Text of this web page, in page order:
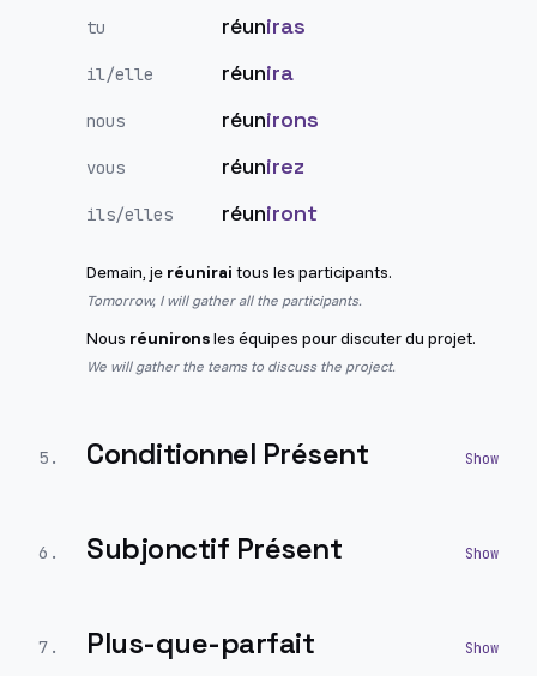
tu réuniras
il/elle réunira
nous réunirons
vous réunirez
ils/elles réuniront
Demain, je réunirai tous les participants.
Tomorrow, I will gather all the participants.
Nous réunironsles équipes pour discuter du projet.
We will gather the teams to discuss the project.
5 . Conditionnel Présent
6 . Subjonctif Présent
7 . Plus-que-parfait